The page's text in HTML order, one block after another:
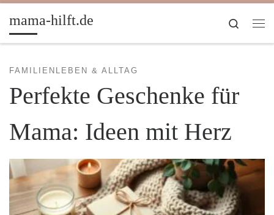
Zum Inhalt springen
mama-hilft.de
Search
FAMILIENLEBEN & ALLTAG
Perfekte Geschenke für
Mama: Ideen mit Herz